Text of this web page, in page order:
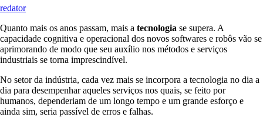
redator
Quanto mais os anos passam, mais a tecnologia se supera. A
capacidade cognitiva e operacional dos novos softwares e robôs vão se
aprimorando de modo que seu auxílio nos métodos e serviços
industriais se torna imprescindível.
No setor da indústria, cada vez mais se incorpora a tecnologia no dia a
dia para desempenhar aqueles serviços nos quais, se feito por
humanos, dependeriam de um longo tempo e um grande esforço e
ainda sim, seria passível de erros e falhas.